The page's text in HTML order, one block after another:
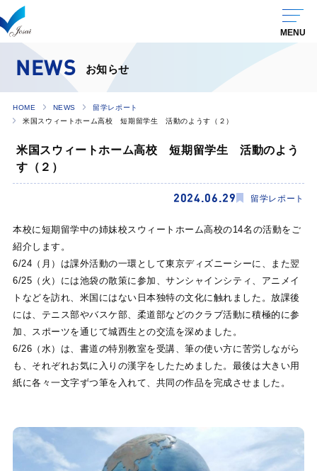
NEWS お知らせ
HOME NEWS
留学レポート
米国スウィートホーム高校 短期留学生 活動のようす（２）
米国スウィートホーム高校 短期留学生 活動のよう
す（２）
2024.06.29 留学レポート
本校に短期留学中の姉妹校スウィートホーム高校の14名の活動をご
紹介します。
6/24（月）は課外活動の一環として東京ディズニーシーに、また翌
6/25（火）には池袋の散策に参加、サンシャインシティ、アニメイ
トなどを訪れ、米国にはない日本独特の文化に触れました。放課後
には、テニス部やバスケ部、柔道部などのクラブ活動に積極的に参
加、スポーツを通じて城西生との交流を深めました。
6/26（水）は、書道の特別教室を受講、筆の使い方に苦労しながら
も、それぞれお気に入りの漢字をしたためました。最後は大きい用
紙に各々一文字ずつ筆を入れて、共同の作品を完成させました。